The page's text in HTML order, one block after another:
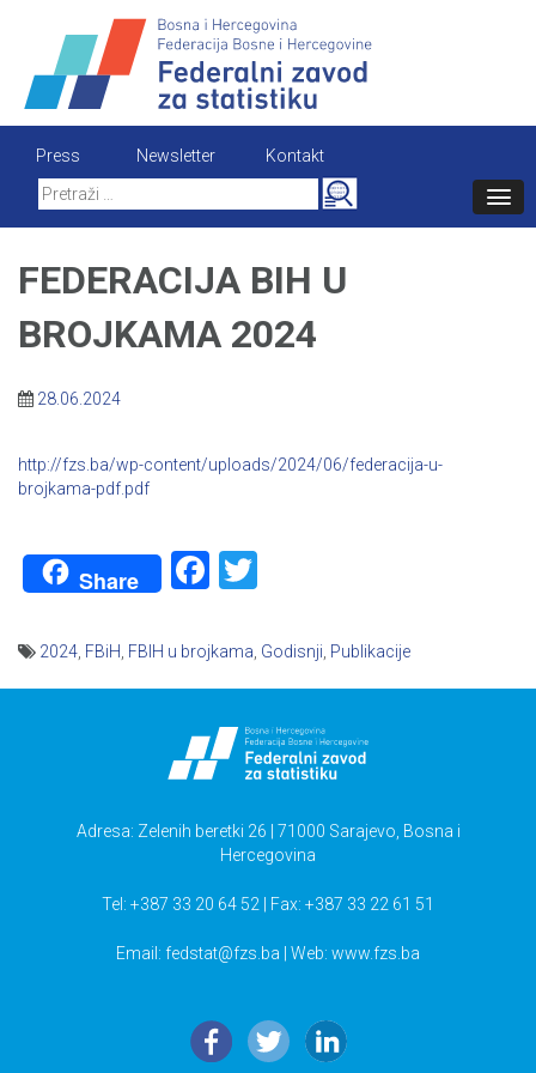
content
Press Newsletter
Kontakt
Search
for:
FEDERACIJA BIH U
BROJKAMA 2024
28.06.2024
http://fzs.ba/wp-content/uploads/2024/06/federacija-u-
brojkama-pdf.pdf
Share Facebook
2024 FBiH FBIH u brojkama Godisnji Publikacije
Adresa: Zelenih beretki 26 | 71000 Sarajevo, Bosna i
Hercegovina
Tel: +387 33 20 64 52 | Fax: +387 33 22 61 51
Email: fedstat@fzs.ba | Web: www.fzs.ba